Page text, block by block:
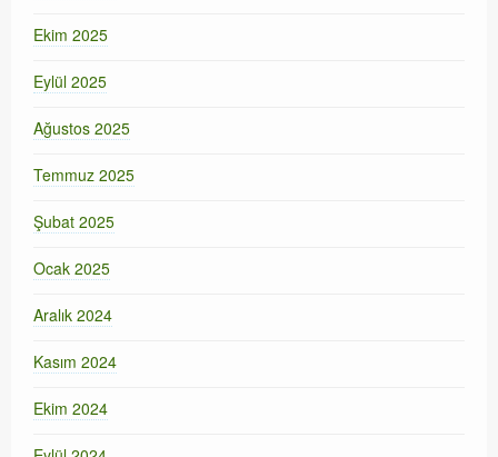
Ekim 2025
Eylül 2025
Ağustos 2025
Temmuz 2025
Şubat 2025
Ocak 2025
Aralık 2024
Kasım 2024
Ekim 2024